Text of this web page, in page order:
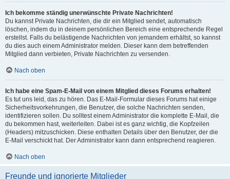
Ich bekomme ständig unerwünschte Private Nachrichten!
Du kannst Private Nachrichten, die dir ein Mitglied sendet, automatisch
löschen, indem du in deinem persönlichen Bereich eine entsprechende Regel
erstellst. Falls du belästigende Nachrichten von jemandem erhältst, so kannst
du dies auch einem Administrator melden. Dieser kann dem betreffenden
Mitglied dann verbieten, Private Nachrichten zu versenden.
Nach oben
Ich habe eine Spam-E-Mail von einem Mitglied dieses Forums erhalten!
Es tut uns leid, das zu hören. Das E-Mail-Formular dieses Forums hat einige
Sicherheitsvorkehrungen, die Benutzer, die solche Nachrichten senden,
identifizieren sollen. Du solltest einem Administrator die komplette E-Mail, die
du bekommen hast, weiterleiten. Dabei ist es ganz wichtig, die Kopfzeilen
(Headers) mitzuschicken. Diese enthalten Details über den Benutzer, der die
E-Mail verschickt hat. Der Administrator kann dann entsprechend reagieren.
Nach oben
Freunde und ignorierte Mitglieder